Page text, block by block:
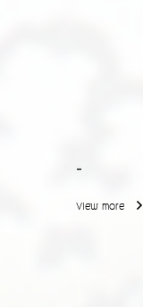
-
View more